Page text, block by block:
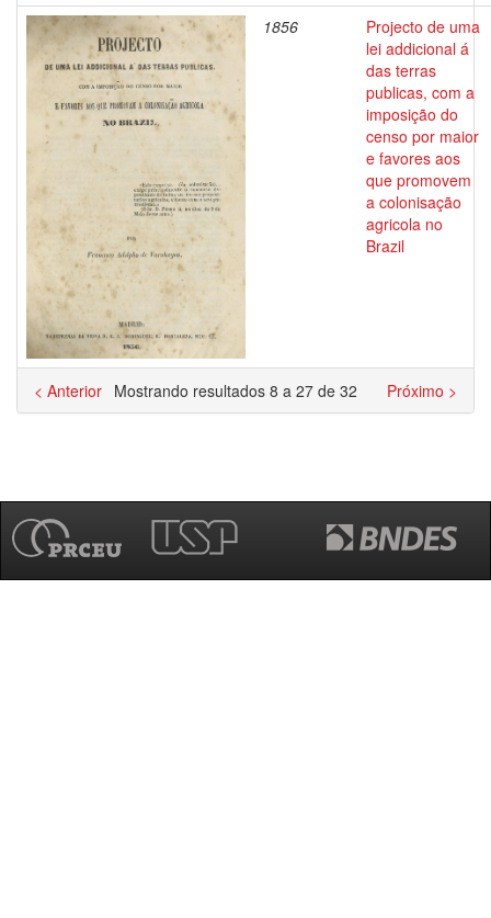
1856
Projecto de uma
lei addicional á
das terras
publicas, com a
imposição do
censo por maior
e favores aos
que promovem
a colonisação
agricola no
Brazil
Mostrando resultados 8 a 27 de 32
< Anterior Próximo >